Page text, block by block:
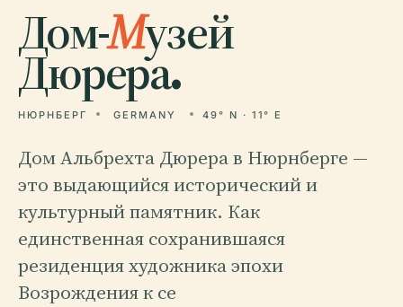
Дом-Музей
Дюрера.
НЮРНБЕРГ GERMANY 49° N · 11° E
Дом Альбрехта Дюрера в Нюрнберге —
это выдающийся исторический и
культурный памятник. Как
единственная сохранившаяся
резиденция художника эпохи
Возрождения к се